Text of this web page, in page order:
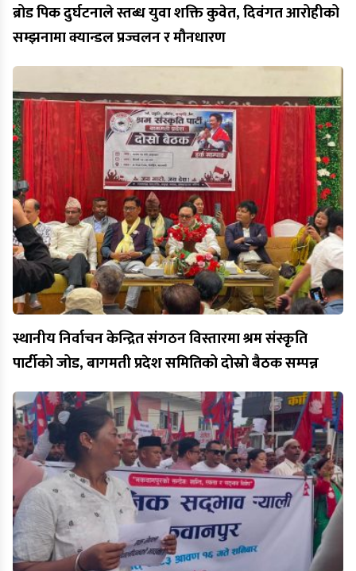
ब्रोड पिक दुर्घटनाले स्तब्ध युवा शक्ति कुवेत, दिवंगत आरोहीको
सम्झनामा क्यान्डल प्रज्वलन र मौनधारण
स्थानीय निर्वाचन केन्द्रित संगठन विस्तारमा श्रम संस्कृति
पार्टीको जोड, बागमती प्रदेश समितिको दोस्रो बैठक सम्पन्न